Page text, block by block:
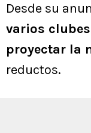
Desde su
varios
proyectar la
reductos.